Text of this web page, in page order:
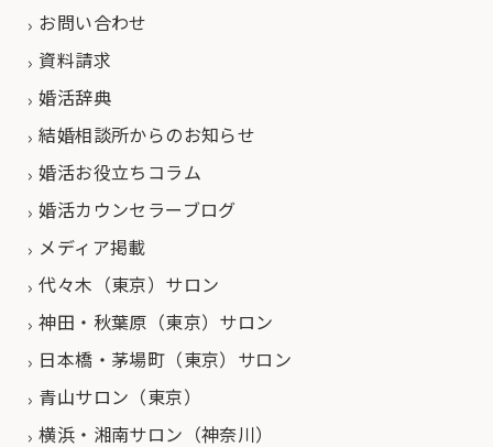
お問い合わせ
資料請求
婚活辞典
結婚相談所からのお知らせ
婚活お役立ちコラム
婚活カウンセラーブログ
メディア掲載
代々木（東京）サロン
神田・秋葉原（東京）サロン
日本橋・茅場町（東京）サロン
青山サロン（東京）
横浜・湘南サロン（神奈川）